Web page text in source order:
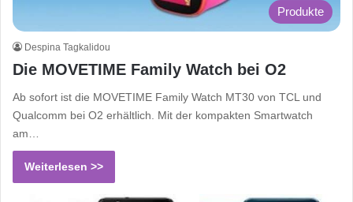
Produkte
Despina Tagkalidou
Die MOVETIME Family Watch bei O2
Ab sofort ist die MOVETIME Family Watch MT30 von TCL und
Qualcomm bei O2 erhältlich. Mit der kompakten Smartwatch
am…
Weiterlesen >>